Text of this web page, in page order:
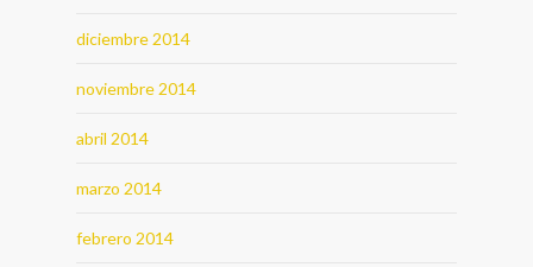
diciembre 2014
noviembre 2014
abril 2014
marzo 2014
febrero 2014